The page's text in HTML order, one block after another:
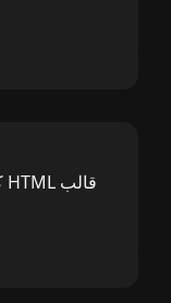
قالب HTML کوفو (Cofo) – لندینگ معرفی اپلیکیشن